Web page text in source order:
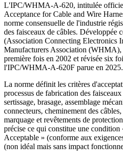
L'IPC/WHMA-A-620, intitulée
Acceptance for Cable and Wire
norme consensuelle de l'industrie
des faisceaux de câbles. Développée
(Association Connecting Electronics
Manufacturers Association (WHMA),
première fois en 2002 et révisée six
l'IPC/WHMA-A-620F parue en 2025.
La norme définit les critères
processus de fabrication des
sertissage, brasage, assemblage
connecteurs, cheminement des
marquage et revêtements de
précise ce qui constitue une
Acceptable » (conforme aux
(non idéal mais sans impact